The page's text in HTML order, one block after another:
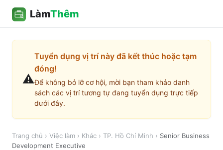
LàmThêm
⚠️
Tuyển dụng vị trí này đã kết thúc hoặc tạm
đóng!
Để không bỏ lỡ cơ hội, mời bạn tham khảo danh
sách các vị trí tương tự đang tuyển dụng trực tiếp
dưới đây.
Trang chủ › Việc làm › Khác › TP. Hồ Chí Minh › Senior Business
Development Executive